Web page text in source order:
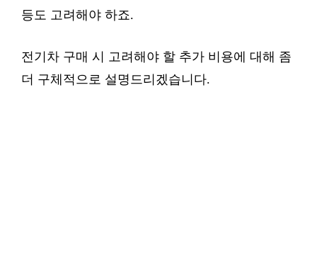
등도 고려해야 하죠.
전기차 구매 시 고려해야 할 추가 비용에 대해 좀
더 구체적으로 설명드리겠습니다.